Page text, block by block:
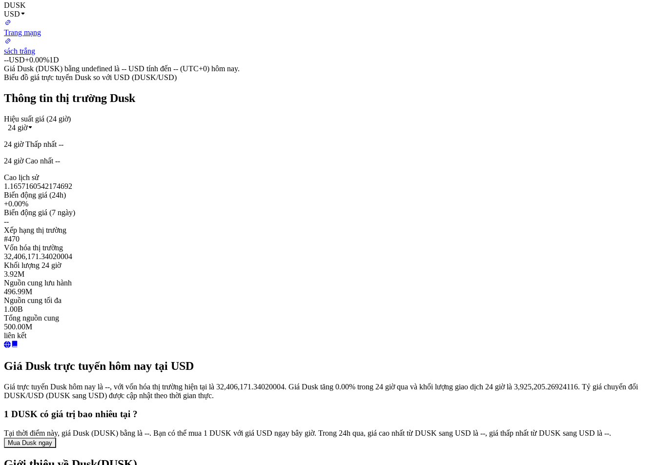
DUSK
USD
Trang mạng
sách trắng
--USD+0.00%1D
Giá Dusk (DUSK) bằng undefined là -- USD tính đến -- (UTC+0) hôm nay.
Biểu đồ giá trực tuyến Dusk so với USD (DUSK/USD)
Thông tin thị trường Dusk
Hiệu suất giá (24 giờ)
24 giờ
24 giờ Thấp nhất --
24 giờ Cao nhất --
Cao lịch sử
1.1657160542174692
Biến động giá (24h)
+0.00%
Biến động giá (7 ngày)
--
Xếp hạng thị trường
#470
Vốn hóa thị trường
32,406,171.34020004
Khối lượng 24 giờ
3.92M
Nguồn cung lưu hành
496.99M
Nguồn cung tối đa
1.00B
Tổng nguồn cung
500.00M
liên kết
Giá Dusk trực tuyến hôm nay tại USD
Giá trực tuyến Dusk hôm nay là --, với vốn hóa thị trường hiện tại là 32,406,171.34020004. Giá Dusk tăng 0.00% trong 24 giờ qua và khối lượng giao dịch 24 giờ là 3,925,205.26924116. Tỷ giá chuyển đổi
DUSK/USD (DUSK sang USD) được cập nhật theo thời gian thực.
1 DUSK có giá trị bao nhiêu tại ?
Tại thời điểm này, giá Dusk (DUSK) bằng là --. Bạn có thể mua 1 DUSK với giá USD ngay bây giờ. Trong 24h qua, giá cao nhất từ DUSK sang USD là --, giá thấp nhất từ DUSK sang USD là --.
Mua Dusk ngay